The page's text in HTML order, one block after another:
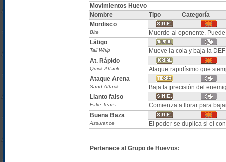
Movimientos Huevo
Nombre
Tipo
Categoría
Mordisco
Bite
Muerde al oponente.
Látigo
Tail Whip
Mueve la cola y baja la
At. Rápido
Quick Attack
Ataque rapidísimo que
Ataque Arena
Sand-Attack
Baja la precisión del
Llanto falso
Fake Tears
Comienza a llorar para
Buena Baza
Assurance El poder se duplica si el
Pertenece al Grupo de Huevos: